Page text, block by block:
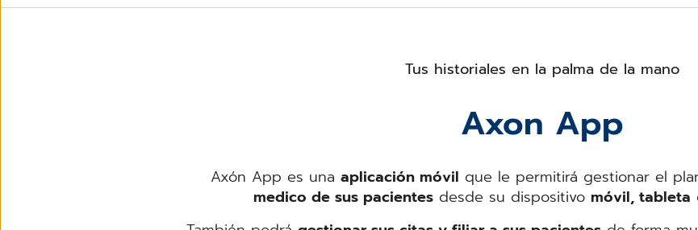
Tus historiales en la palma de la mano
Axon App
Axón App es unaaplicación móvil que le permitirá gestionar el
medico de sus pacientesdesde su dispositivo móvil, tableta